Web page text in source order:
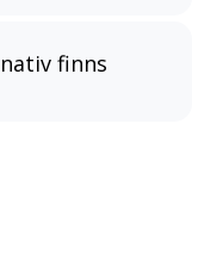
finns